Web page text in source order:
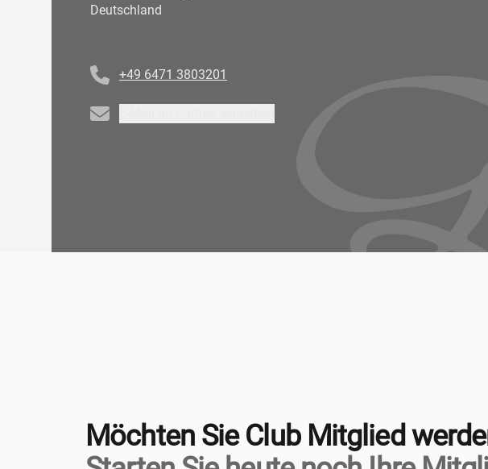
Deutschland
+49 6471 3803201
Email
Möchten Sie Club Mitglied